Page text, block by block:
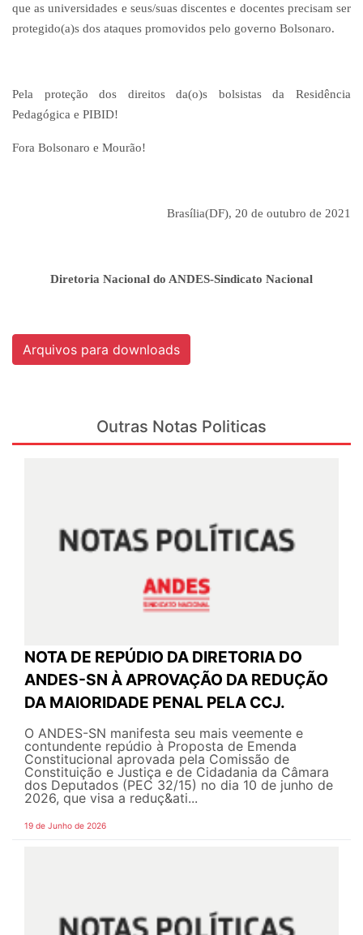
que as universidades e seus/suas discentes e docentes precisam ser
protegido(a)s dos ataques promovidos pelo governo Bolsonaro.
Pela proteção dos direitos da(o)s bolsistas da Residência
Pedagógica e PIBID!
Fora Bolsonaro e Mourão!
Brasília(DF), 20 de outubro de 2021
Diretoria Nacional do ANDES-Sindicato Nacional
Arquivos para downloads
Outras Notas Politicas
NOTA DE REPÚDIO DA DIRETORIA DO
ANDES-SN À APROVAÇÃO DA REDUÇÃO
DA MAIORIDADE PENAL PELA CCJ.
O ANDES-SN manifesta seu mais veemente e
contundente repúdio à Proposta de Emenda
Constitucional aprovada pela Comissão de
Constituição e Justiça e de Cidadania da Câmara
dos Deputados (PEC 32/15) no dia 10 de junho de
2026, que visa a reduç&ati...
19 de Junho de 2026